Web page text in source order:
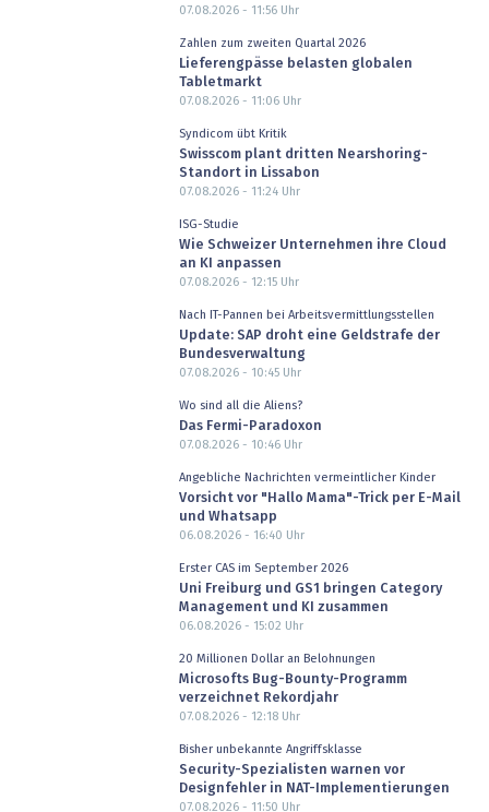
07.08.2026 - 11:56Uhr
Zahlen zum zweiten Quartal 2026
Lieferengpässe belasten globalen
Tabletmarkt
07.08.2026 - 11:06Uhr
Syndicom übt Kritik
Swisscom plant dritten Nearshoring-
Standort in Lissabon
07.08.2026 - 11:24Uhr
ISG-Studie
Wie Schweizer Unternehmen ihre Cloud
an KI anpassen
07.08.2026 - 12:15Uhr
Nach IT-Pannen bei Arbeitsvermittlungsstellen
Update: SAP droht eine Geldstrafe der
Bundesverwaltung
07.08.2026 - 10:45Uhr
Wo sind all die Aliens?
Das Fermi-Paradoxon
07.08.2026 - 10:46Uhr
Angebliche Nachrichten vermeintlicher Kinder
Vorsicht vor "Hallo Mama"-Trick per E-Mail
und Whatsapp
06.08.2026 - 16:40 Uhr
Erster CAS im September 2026
Uni Freiburg und GS1 bringen Category
Management und KI zusammen
06.08.2026 - 15:02 Uhr
20 Millionen Dollar an Belohnungen
Microsofts Bug-Bounty-Programm
verzeichnet Rekordjahr
07.08.2026 - 12:18Uhr
Bisher unbekannte Angriffsklasse
Security-Spezialisten warnen vor
Designfehler in NAT-Implementierungen
07.08.2026 - 11:50 Uhr